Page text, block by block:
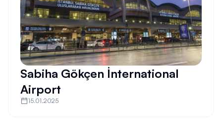
Sabiha Gökçen İnternational
Airport
15.01.2025